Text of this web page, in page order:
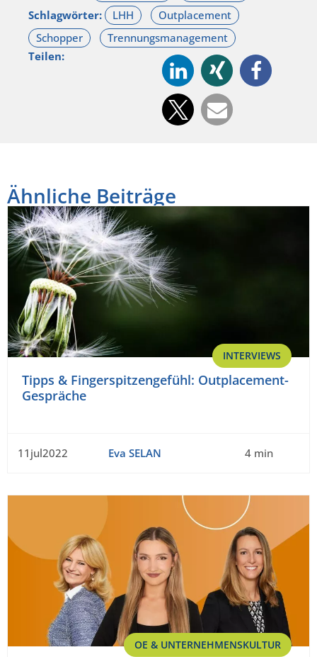
Schlagwörter:
Teilen:
Ähnliche Beiträge
INTERVIEWS
Tipps & Fingerspitzengefühl: Outplacement-
Gespräche
11jul2022 Eva SELAN 4 min
OE & UNTERNEHMENSKULTUR